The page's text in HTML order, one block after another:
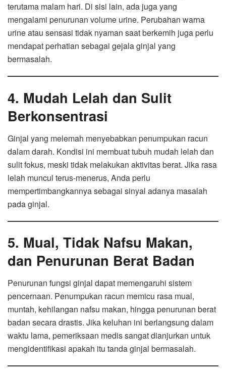
terutama malam hari. Di sisi lain, ada juga yang
mengalami penurunan volume urine. Perubahan warna
urine atau sensasi tidak nyaman saat berkemih juga perlu
mendapat perhatian sebagai gejala ginjal yang
bermasalah.
4. Mudah Lelah dan Sulit
Berkonsentrasi
Ginjal yang melemah menyebabkan penumpukan racun
dalam darah. Kondisi ini membuat tubuh mudah lelah dan
sulit fokus, meski tidak melakukan aktivitas berat. Jika rasa
lelah muncul terus-menerus, Anda perlu
mempertimbangkannya sebagai sinyal adanya masalah
pada ginjal.
5. Mual, Tidak Nafsu Makan,
dan Penurunan Berat Badan
Penurunan fungsi ginjal dapat memengaruhi sistem
pencernaan. Penumpukan racun memicu rasa mual,
muntah, kehilangan nafsu makan, hingga penurunan berat
badan secara drastis. Jika keluhan ini berlangsung dalam
waktu lama, pemeriksaan medis sangat dianjurkan untuk
mengidentifikasi apakah itu tanda ginjal bermasalah.